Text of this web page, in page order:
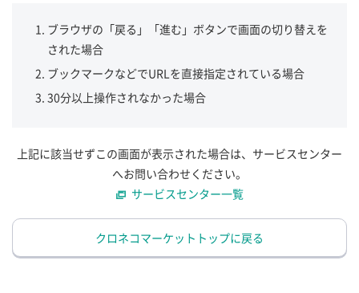
ブラウザの「戻る」「進む」ボタンで画面の切り替えを
された場合
ブックマークなどでURLを直接指定されている場合
30分以上操作されなかった場合
上記に該当せずこの画面が表示された場合は、サービスセンター
へお問い合わせください。
サービスセンター一覧
クロネコマーケットトップに戻る